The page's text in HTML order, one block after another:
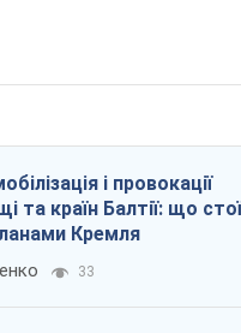
і провокації
та країн Балтії: що
Кремля
33